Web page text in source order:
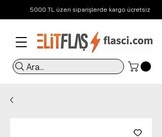
5000 TL üzeri siparişlerde kargo ücretsiz
Ara...